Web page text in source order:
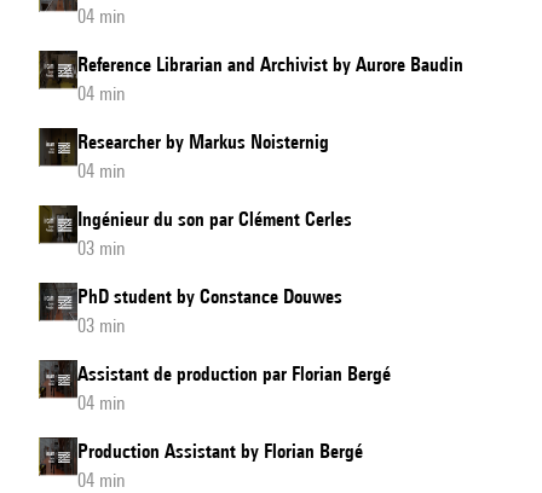
04 min
Reference Librarian and Archivist by Aurore Baudin
04 min
Researcher by Markus Noisternig
04 min
Ingénieur du son par Clément Cerles
03 min
PhD student by Constance Douwes
03 min
Assistant de production par Florian Bergé
04 min
Production Assistant by Florian Bergé
04 min